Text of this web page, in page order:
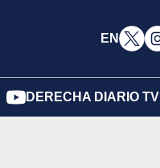
EN
DERECHA DIARIO TV